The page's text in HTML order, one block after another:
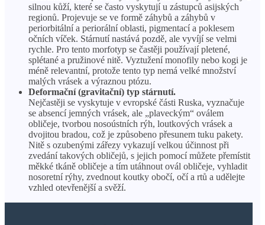
silnou kůží, které se často vyskytují u zástupců asijských
regionů. Projevuje se ve formě záhybů a záhybů v
periorbitální a periorální oblasti, pigmentací a poklesem
očních víček. Stárnutí nastává pozdě, ale vyvíjí se velmi
rychle. Pro tento morfotyp se častěji používají pletené,
splétané a pružinové nitě. Vyztužení monofily nebo kogi je
méně relevantní, protože tento typ nemá velké množství
malých vrásek a výraznou ptózu.
Deformační (gravitační) typ stárnutí.
Nejčastěji se vyskytuje v evropské části Ruska, vyznačuje
se absencí jemných vrásek, ale „plaveckým“ oválem
obličeje, tvorbou nosoústních rýh, loutkových vrásek a
dvojitou bradou, což je způsobeno přesunem tuku pakety.
Nitě s ozubenými zářezy vykazují velkou účinnost při
zvedání takových obličejů, s jejich pomocí můžete přemístit
měkké tkáně obličeje a tím utáhnout ovál obličeje, vyhladit
nosoretní rýhy, zvednout koutky obočí, očí a rtů a udělejte
vzhled otevřenější a svěží.